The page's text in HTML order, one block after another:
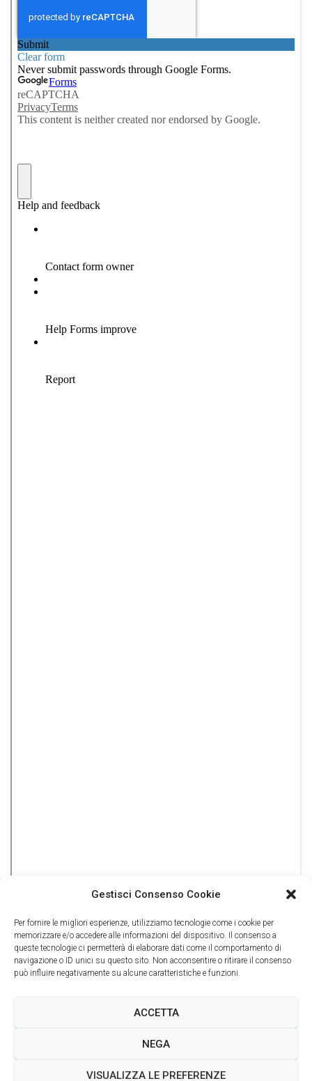
Gestisci Consenso Cookie
Per fornire le migliori esperienze, utilizziamo tecnologie come i cookie per
memorizzare e/o accedere alle informazioni del dispositivo. Il consenso a
queste tecnologie ci permetterà di elaborare dati come il comportamento di
navigazione o ID unici su questo sito. Non acconsentire o ritirare il consenso
può influire negativamente su alcune caratteristiche e funzioni.
ACCETTA
NEGA
VISUALIZZA LE PREFERENZE
Torna alla homepage